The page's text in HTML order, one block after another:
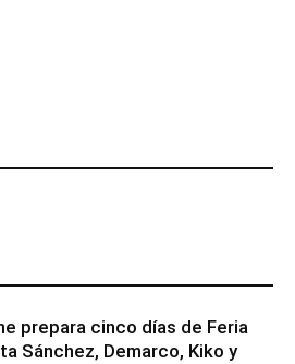
prepara cinco días de Feria
Sánchez, Demarco, Kiko y